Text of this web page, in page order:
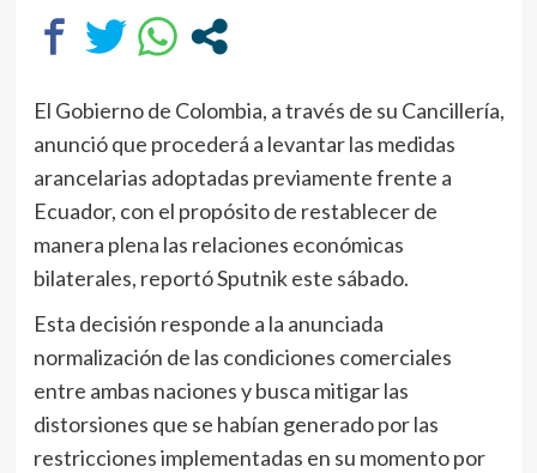
El Gobierno de Colombia, a través de su Cancillería,
anunció que procederá a levantar las medidas
arancelarias adoptadas previamente frente a
Ecuador, con el propósito de restablecer de
manera plena las relaciones económicas
bilaterales, reportó Sputnik este sábado.
Esta decisión responde a la anunciada
normalización de las condiciones comerciales
entre ambas naciones y busca mitigar las
distorsiones que se habían generado por las
restricciones implementadas en su momento por